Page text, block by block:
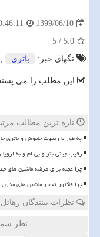
1399/06/10
5.0
/
5
تگهای خبر:
باتری ,
این مطلب را می
تازه ترین مطالب
چه طور با ریموت خاموش و باتری
رقیب چینی بنز و بی ام و به
چرا عجله برای عرضه ماشین های
چرا فاکتور تعمیر ماشین های
نظرات بینندگان
نظر